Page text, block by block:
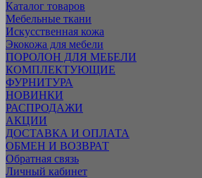
Каталог товаров
Мебельные ткани
Искусcтвенная кожа
Экокожа для мебели
ПОРОЛОН ДЛЯ МЕБЕЛИ
КОМПЛЕКТУЮЩИЕ
ФУРНИТУРА
НОВИНКИ
РАСПРОДАЖИ
АКЦИИ
ДОСТАВКА И ОПЛАТА
ОБМЕН И ВОЗВРАТ
Обратная связь
Личный кабинет